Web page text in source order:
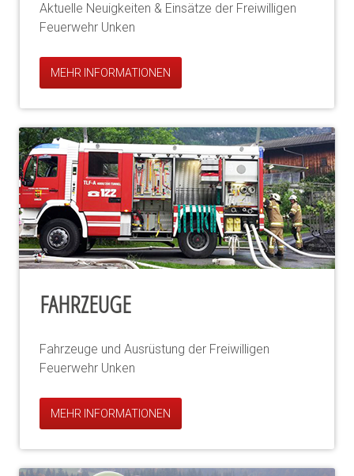
Aktuelle Neuigkeiten & Einsätze der Freiwilligen
Feuerwehr Unken
MEHR INFORMATIONEN
FAHRZEUGE
Fahrzeuge und Ausrüstung der Freiwilligen
Feuerwehr Unken
MEHR INFORMATIONEN